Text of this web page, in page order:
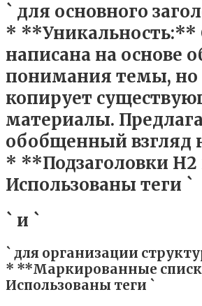
` для основного
* **Уникальность:**
написана на основе
понимания темы, но
копирует
материалы.
обобщенный взгляд
* **Подзаголовки
Использованы теги `
` и `
` для организации
* **Маркированные
Использованы теги `